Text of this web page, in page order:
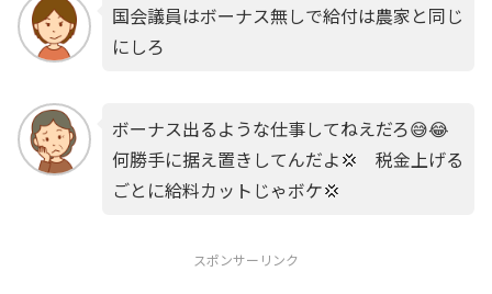
国会議員はボーナス無しで給付は農家と同じ
にしろ
ボーナス出るような仕事してねえだろ😅😂
何勝手に据え置きしてんだよ💢 税金上げる
ごとに給料カットじゃボケ💢
スポンサーリンク